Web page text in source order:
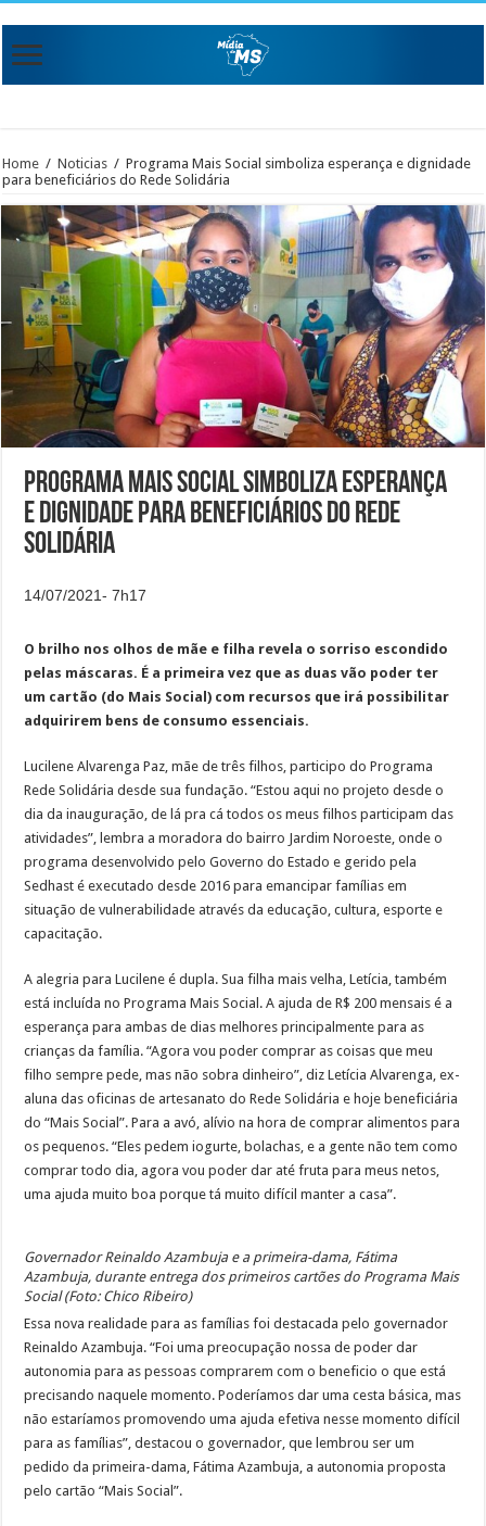
Home / Noticias / Programa Mais Social simboliza esperança e dignidade
para beneficiários do Rede Solidária
Programa Mais Social simboliza esperança
e dignidade para beneficiários do Rede
Solidária
14/07/2021- 7h17
O brilho nos olhos de mãe e filha revela o sorriso escondido
pelas máscaras. É a primeira vez que as duas vão poder ter
um cartão (do Mais Social) com recursos que irá possibilitar
adquirirem bens de consumo essenciais.
Lucilene Alvarenga Paz, mãe de três filhos, participo do Programa
Rede Solidária desde sua fundação. “Estou aqui no projeto desde o
dia da inauguração, de lá pra cá todos os meus filhos participam das
atividades”, lembra a moradora do bairro Jardim Noroeste, onde o
programa desenvolvido pelo Governo do Estado e gerido pela
Sedhast é executado desde 2016 para emancipar famílias em
situação de vulnerabilidade através da educação, cultura, esporte e
capacitação.
A alegria para Lucilene é dupla. Sua filha mais velha, Letícia, também
está incluída no Programa Mais Social. A ajuda de R$ 200 mensais é a
esperança para ambas de dias melhores principalmente para as
crianças da família. “Agora vou poder comprar as coisas que meu
filho sempre pede, mas não sobra dinheiro”, diz Letícia Alvarenga, ex-
aluna das oficinas de artesanato do Rede Solidária e hoje beneficiária
do “Mais Social”. Para a avó, alívio na hora de comprar alimentos para
os pequenos. “Eles pedem iogurte, bolachas, e a gente não tem como
comprar todo dia, agora vou poder dar até fruta para meus netos,
uma ajuda muito boa porque tá muito difícil manter a casa”.
Governador Reinaldo Azambuja e a primeira-dama, Fátima
Azambuja, durante entrega dos primeiros cartões do Programa Mais
Social (Foto: Chico Ribeiro)
Essa nova realidade para as famílias foi destacada pelo governador
Reinaldo Azambuja. “Foi uma preocupação nossa de poder dar
autonomia para as pessoas comprarem com o beneficio o que está
precisando naquele momento. Poderíamos dar uma cesta básica, mas
não estaríamos promovendo uma ajuda efetiva nesse momento difícil
para as famílias”, destacou o governador, que lembrou ser um
pedido da primeira-dama, Fátima Azambuja, a autonomia proposta
pelo cartão “Mais Social”.